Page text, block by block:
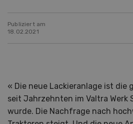
Publiziert am
18.02.2021
« Die neue Lackieranlage ist die
seit Jahrzehnten im Valtra
wurde. Die Nachfrage nach